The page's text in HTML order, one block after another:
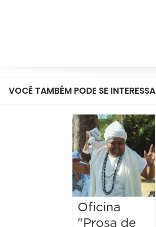
VOCÊ TAMBÉM PODE SE
Oficina
"Prosa de